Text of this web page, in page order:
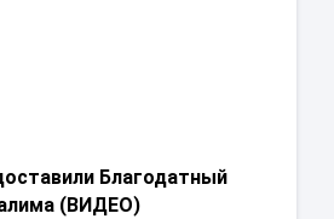
Благодатный
(ВИДЕО)